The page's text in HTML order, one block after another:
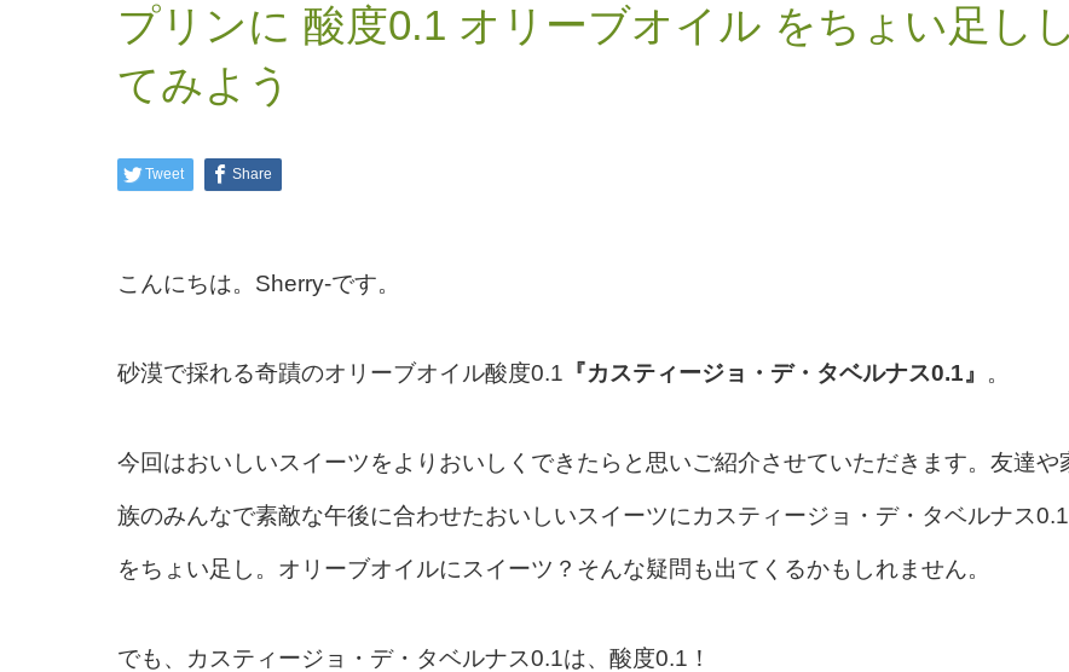
プリンに 酸度0.1 オリーブオイル をちょい足しし
てみよう
Tweet Share
こんにちは。 Sherry-です。
砂漠で採れる奇蹟のオリーブオイル酸度0.1 『カスティージョ・デ・タベルナス0.1 』 。
今回はおいしいスイーツをよりおいしくできたらと思いご紹介させていただきます。 友達や
族のみんなで素敵な午後に合わせたおいしいスイーツにカスティージョ・デ・タベルナス0.1
をちょい足し。 オリーブオイルにスイーツ？そんな疑問も出てくるかもしれません。
でも、 カスティージョ・デ・タベルナス0.1は、酸度0.1 ！